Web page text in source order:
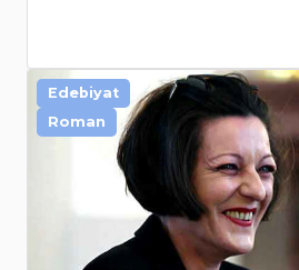
Edebiyat
Roman